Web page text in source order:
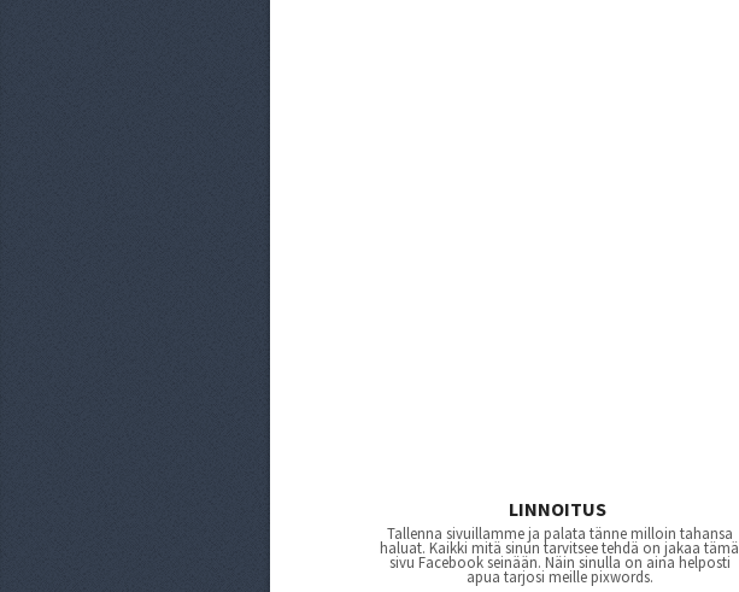
LINNOITUS
Tallenna sivuillamme ja palata tänne milloin tahansa
haluat. Kaikki mitä sinun tarvitsee tehdä on jakaa tämä
sivu Facebook seinään. Näin sinulla on aina helposti
apua tarjosi meille pixwords.